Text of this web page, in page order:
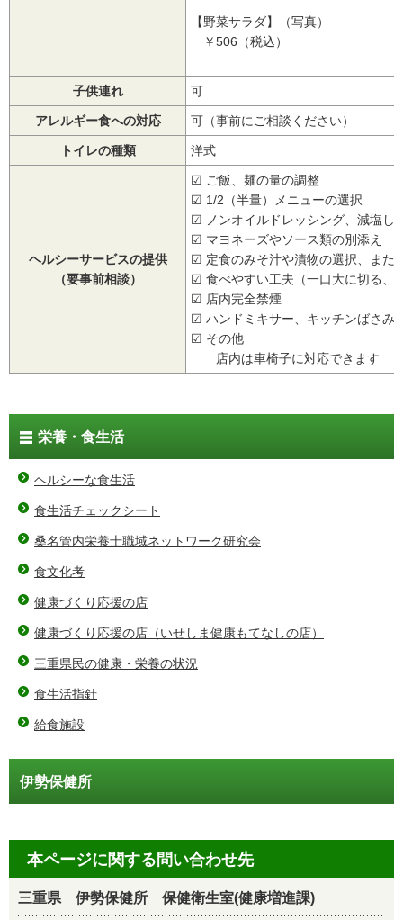
【野菜サラダ】（写真）
￥506（税込）
子供連れ 可
アレルギー食への対応 可（事前にご相談ください）
トイレの種類 洋式
ヘルシーサービスの提供
（要事前相談）
☑ ご飯、麺の量の調整
☑ 1/2（半量）メニューの選択
☑ ノンオイルドレッシング、減塩し
☑ マヨネーズやソース類の別添え
☑ 定食のみそ汁や漬物の選択、また
☑ 食べやすい工夫（一口大に切る、
☑ 店内完全禁煙
☑ ハンドミキサー、キッチンばさみ
☑ その他
店内は車椅子に対応できます
栄養・食生活
ヘルシーな食生活
食生活チェックシート
桑名管内栄養士職域ネットワーク研究会
食文化考
健康づくり応援の店
健康づくり応援の店（いせしま健康もてなしの店）
三重県民の健康・栄養の状況
食生活指針
給食施設
伊勢保健所
本ページに関する問い合わせ先
三重県 伊勢保健所 保健衛生室(健康増進課)